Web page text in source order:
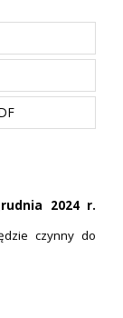
2024 r.
czynny do